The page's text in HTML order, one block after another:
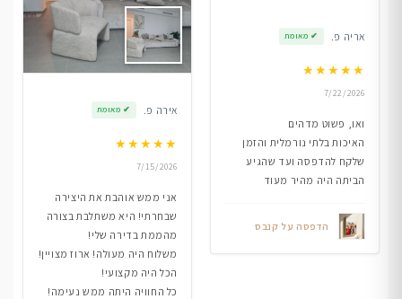
אריה פ. ✔ מאומת
★★★★★
7/22/2026
ואו, פשוט מדהים
האיכות בלתי נורמלית והזמן
שלקח להדפסה ועד שהגיע
הביתה היה מהיר מעוד
הדפסה על קנבס
אירה פ. ✔ מאומת
★★★★★
7/15/2026
אני ממש אוהבת את היצירה
שבחרתי! היא משתלבת בצורה
מהממת בדירה שלי!
משלוח היה מעולה! ארוז מצויין!
הכל היה מקצועי!
כל החוויה היתה ממש נעימה!